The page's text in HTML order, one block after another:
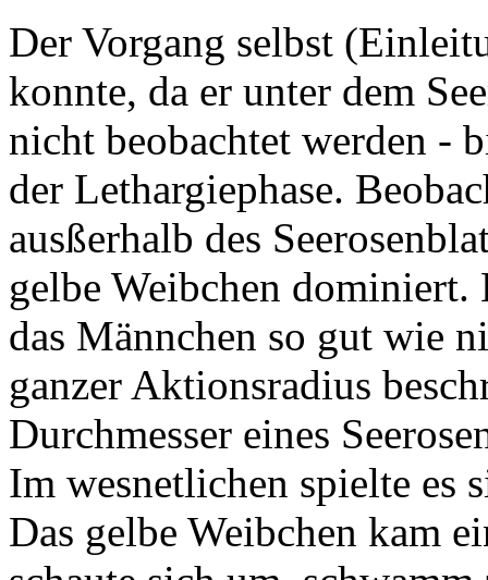
Der Vorgang selbst
konnte, da er unter dem
nicht beobachtet werden -
der Lethargiephase.
ausßerhalb des
gelbe Weibchen dominiert.
das Männchen so gut wie
ganzer Aktionsradius
Durchmesser eines
Im wesnetlichen spielte es
Das gelbe Weibchen kam